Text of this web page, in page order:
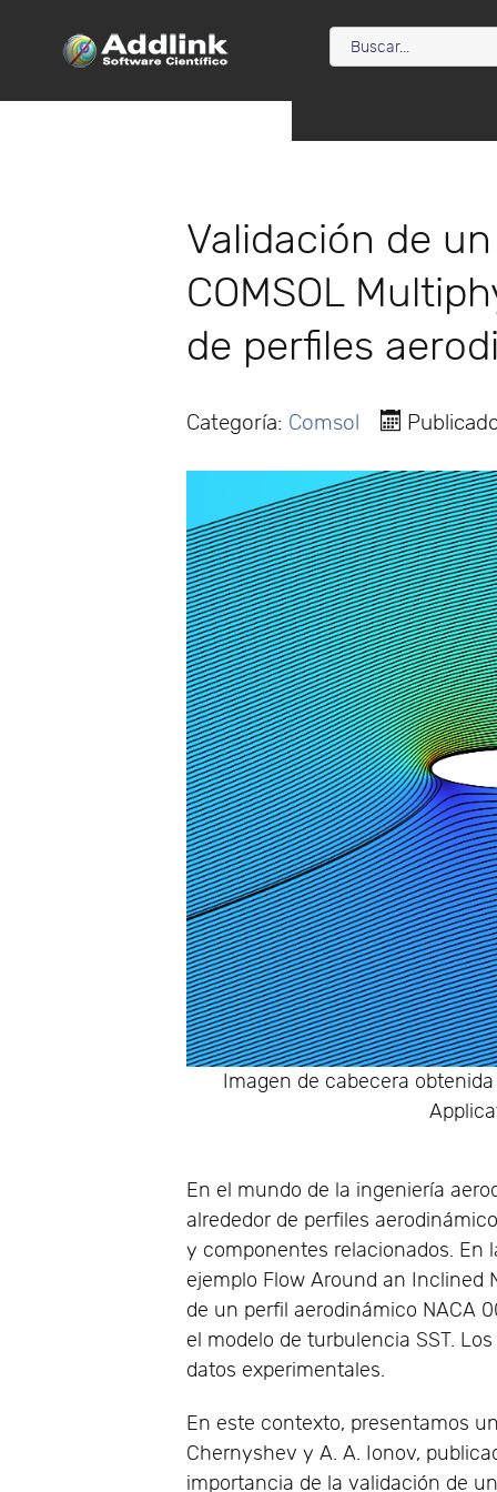
Validación de
COMSOL
de perfiles
Categoría: Comsol
Imagen de cabecera
En el mundo de la ingeniería
alrededor de perfiles
y componentes relacionados. En
ejemplo Flow Around an Inclined
de un perfil aerodinámico NACA
el modelo de turbulencia SST.
datos experimentales.
En este contexto, presentamos
Chernyshev y A. A. Ionov,
importancia de la validación de